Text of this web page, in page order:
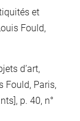
et
Fould,
d’art,
Fould, Paris,
p. 40, n°